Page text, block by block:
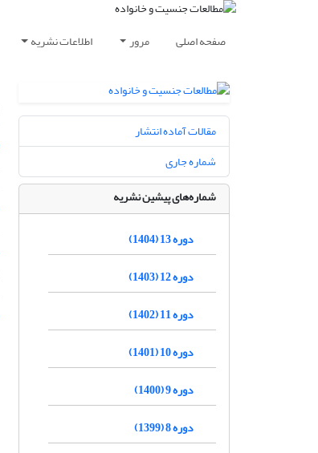
صفحه اصلی مرور اطلاعات نشریه
مقالات آماده انتشار
شماره جاری
شماره‌های پیشین نشریه
دوره 13 (1404)
دوره 12 (1403)
دوره 11 (1402)
دوره 10 (1401)
دوره 9 (1400)
دوره 8 (1399)